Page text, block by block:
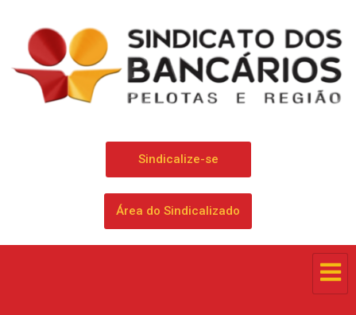
Sindicalize-se
Área do Sindicalizado